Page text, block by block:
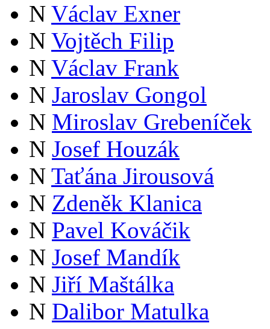
N Václav Exner
N Vojtěch Filip
N Václav Frank
N Jaroslav Gongol
N Miroslav Grebeníček
N Josef Houzák
N Taťána Jirousová
N Zdeněk Klanica
N Pavel Kováčik
N Josef Mandík
N Jiří Maštálka
N Dalibor Matulka